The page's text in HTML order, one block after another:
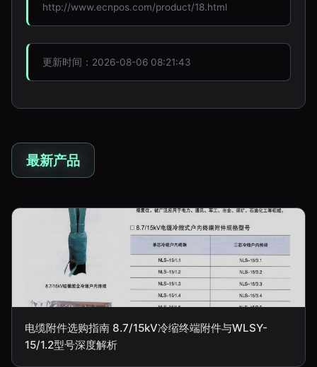
http://www.ecnpos.com/product/18.html
更新时间：2026-08-06 08:21:43
最新产品
电缆附件选购指南 8.7/15kV冷缩终端附件与WLSY-
15/1.2型号深度解析